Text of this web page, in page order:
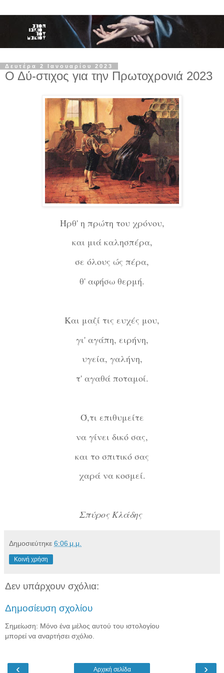
Δευτέρα 2 Ιανουαρίου 2023
Ο Δύ-στιχος για την Πρωτοχρονιά 2023
Ήρθ' η πρώτη του χρόνου,
και μιά καλησπέρα,
σε όλους ώς πέρα,
θ' αφήσω θερμή.
Και μαζί τις ευχές μου,
γι' αγάπη, ειρήνη,
υγεία, γαλήνη,
τ' αγαθά ποταμοί.
Ό,τι επιθυμείτε
να γίνει δικό σας,
και το σπιτικό σας
χαρά να κοσμεί.
Σπύρος Κλάδης
Δημοσιεύτηκε 6:06 μ.μ.
Κοινή χρήση
Δεν υπάρχουν σχόλια:
Δημοσίευση σχολίου
Σημείωση: Μόνο ένα μέλος αυτού του ιστολογίου
μπορεί να αναρτήσει σχόλιο.
‹ ›
Αρχική σελίδα